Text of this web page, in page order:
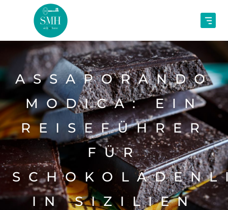
ASSAPORANDO
MODICA: EIN
REISEFÜHRER
FÜR
IN SIZILIEN